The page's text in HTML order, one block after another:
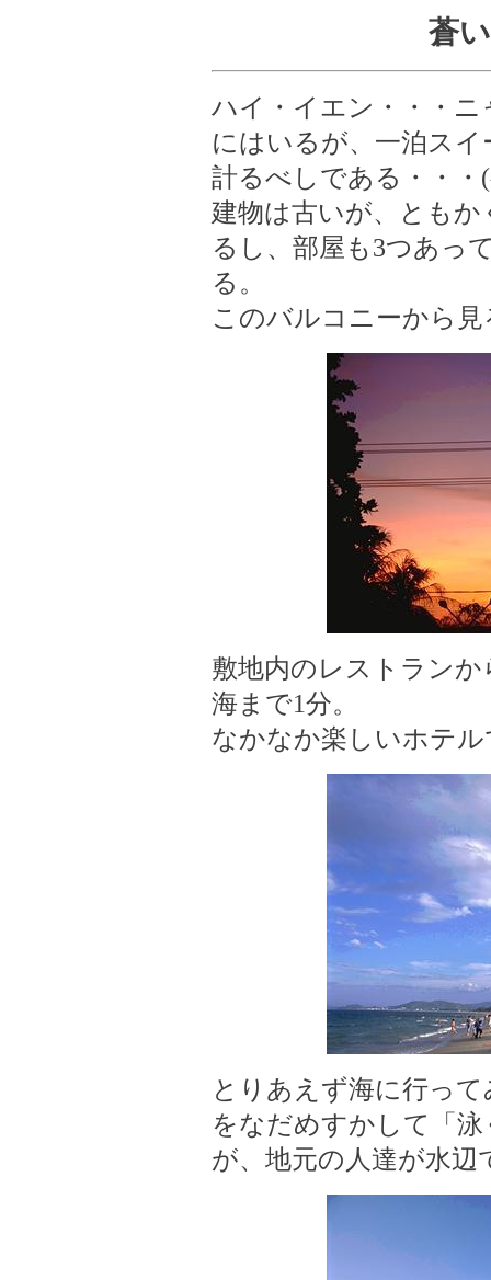
蒼
ハイ・イエン・・・
にはいるが、一泊ス
計るべしである・・・
建物は古いが、とも
るし、部屋も3つあっ
る。
このバルコニーから
敷地内のレストラン
海まで1分。
なかなか楽しいホテ
とりあえず海に行っ
をなだめすかして「
が、地元の人達が水辺